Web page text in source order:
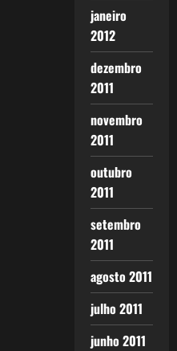
janeiro
2012
dezembro
2011
novembro
2011
outubro
2011
setembro
2011
agosto 2011
julho 2011
junho 2011